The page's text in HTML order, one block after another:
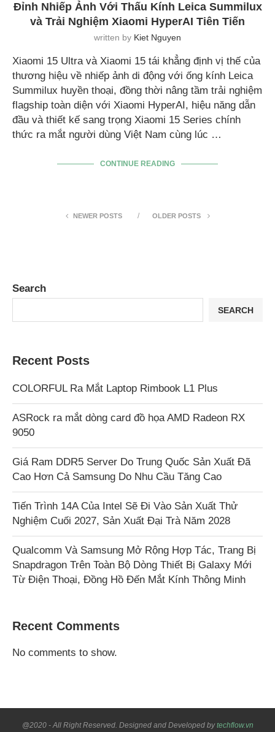
Đỉnh Nhiếp Ảnh Với Thấu Kính Leica Summilux
và Trải Nghiệm Xiaomi HyperAI Tiên Tiến
written by Kiet Nguyen
Xiaomi 15 Ultra và Xiaomi 15 tái khẳng định vị thế của
thương hiệu về nhiếp ảnh di động với ống kính Leica
Summilux huyền thoại, đồng thời nâng tầm trải nghiệm
flagship toàn diện với Xiaomi HyperAI, hiệu năng dẫn
đầu và thiết kế sang trọng Xiaomi 15 Series chính
thức ra mắt người dùng Việt Nam cùng lúc …
CONTINUE READING
NEWER POSTS OLDER POSTS
Search
SEARCH
Recent Posts
COLORFUL Ra Mắt Laptop Rimbook L1 Plus
ASRock ra mắt dòng card đồ họa AMD Radeon RX
9050
Giá Ram DDR5 Server Do Trung Quốc Sản Xuất Đã
Cao Hơn Cả Samsung Do Nhu Cầu Tăng Cao
Tiến Trình 14A Của Intel Sẽ Đi Vào Sản Xuất Thử
Nghiệm Cuối 2027, Sản Xuất Đại Trà Năm 2028
Qualcomm Và Samsung Mở Rộng Hợp Tác, Trang Bị
Snapdragon Trên Toàn Bộ Dòng Thiết Bị Galaxy Mới
Từ Điện Thoại, Đồng Hồ Đến Mắt Kính Thông Minh
Recent Comments
No comments to show.
@2020 - All Right Reserved. Designed and Developed bytechflow.vn